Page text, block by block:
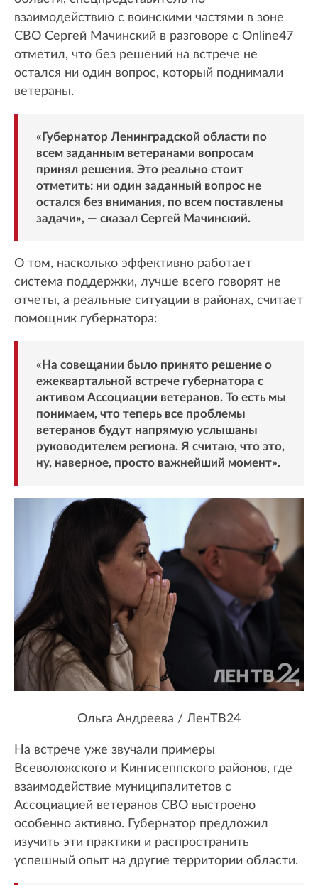
взаимодействию с воинскими частями в зоне
СВО Сергей Мачинский в разговоре с Online47
отметил, что без решений на встрече не
остался ни один вопрос, который поднимали
ветераны.
«Губернатор Ленинградской области по
всем заданным ветеранами вопросам
принял решения. Это реально стоит
отметить: ни один заданный вопрос не
остался без внимания, по всем поставлены
задачи», — сказал Сергей Мачинский.
О том, насколько эффективно работает
система поддержки, лучше всего говорят не
отчеты, а реальные ситуации в районах, считает
помощник губернатора:
«На совещании было принято решение о
ежеквартальной встрече губернатора с
активом Ассоциации ветеранов. То есть мы
понимаем, что теперь все проблемы
ветеранов будут напрямую услышаны
руководителем региона. Я считаю, что это,
ну, наверное, просто важнейший момент».
Ольга Андреева / ЛенТВ24
На встрече уже звучали примеры
Всеволожского и Кингисеппского районов, где
взаимодействие муниципалитетов с
Ассоциацией ветеранов СВО выстроено
особенно активно. Губернатор предложил
изучить эти практики и распространить
успешный опыт на другие территории области.